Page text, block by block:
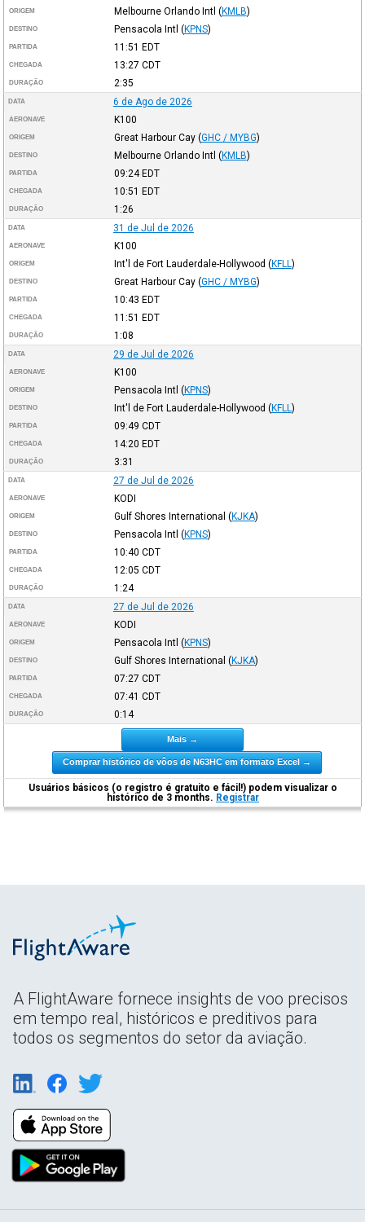
ORIGEM Melbourne Orlando Intl (KMLB)
DESTINO Pensacola Intl (KPNS)
PARTIDA 11:51 EDT
CHEGADA 13:27 CDT
DURAÇÃO 2:35
DATA 6 de Ago de 2026
AERONAVE K100
ORIGEM Great Harbour Cay (GHC / MYBG)
DESTINO Melbourne Orlando Intl (KMLB)
PARTIDA 09:24EDT
CHEGADA 10:51 EDT
DURAÇÃO 1:26
DATA 31 de Jul de 2026
AERONAVE K100
ORIGEM Int'l de Fort Lauderdale-Hollywood (KFLL )
DESTINO Great Harbour Cay (GHC / MYBG)
PARTIDA 10:43 EDT
CHEGADA 11:51 EDT
DURAÇÃO 1:08
DATA 29 de Jul de 2026
AERONAVE K100
ORIGEM Pensacola Intl (KPNS)
DESTINO Int'l de Fort Lauderdale-Hollywood (KFLL )
PARTIDA 09:49 CDT
CHEGADA 14:20 EDT
DURAÇÃO 3:31
DATA 27 de Jul de 2026
AERONAVE KODI
ORIGEM Gulf Shores International (KJKA)
DESTINO Pensacola Intl (KPNS)
PARTIDA 10:40 CDT
CHEGADA 12:05 CDT
DURAÇÃO 1:24
DATA 27 de Jul de 2026
AERONAVE KODI
ORIGEM Pensacola Intl (KPNS)
DESTINO Gulf Shores International (KJKA)
PARTIDA 07:27 CDT
CHEGADA 07:41 CDT
DURAÇÃO 0:14
Mais →
Comprar histórico de vôos de N63HC em formato Excel →
Usuários básicos (o registro é gratuito e fácil!) podem visualizar o
histórico de 3 months. Registrar
A FlightAware fornece insights de voo precisos
em tempo real, históricos e preditivos para
todos os segmentos do setor da aviação.